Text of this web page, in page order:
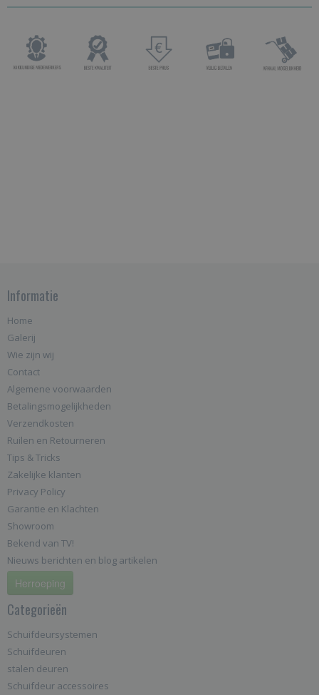
Informatie
Home
Galerij
Wie zijn wij
Contact
Algemene voorwaarden
Betalingsmogelijkheden
Verzendkosten
Ruilen en Retourneren
Tips & Tricks
Zakelijke klanten
Privacy Policy
Garantie en Klachten
Showroom
Bekend van TV!
Nieuws berichten en blog artikelen
Herroeping
Categorieën
Schuifdeursystemen
Schuifdeuren
stalen deuren
Schuifdeur accessoires